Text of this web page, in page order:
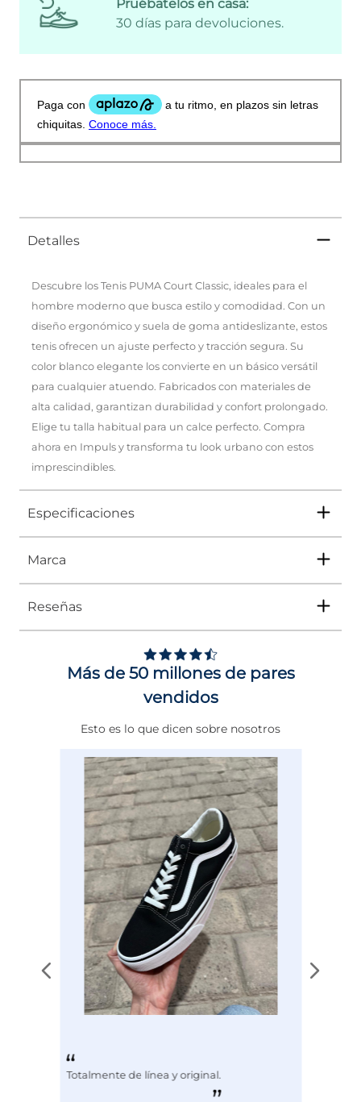
Pruébatelos en casa:
30 días para devoluciones.
Detalles
Descubre los Tenis PUMA Court Classic, ideales para el
hombre moderno que busca estilo y comodidad. Con un
diseño ergonómico y suela de goma antideslizante, estos
tenis ofrecen un ajuste perfecto y tracción segura. Su
color blanco elegante los convierte en un básico versátil
para cualquier atuendo. Fabricados con materiales de
alta calidad, garantizan durabilidad y confort prolongado.
Elige tu talla habitual para un calce perfecto. Compra
ahora en Impuls y transforma tu look urbano con estos
imprescindibles.
Especificaciones
Tipo
DE 0 A 4 cms
Marca
innovación, rendimiento y estilo urbano.
Explora enImpulslo último en moda
deportiva y lleva tu outfit al siguiente nivel
Reseñas
Más de 50 millones de pares
vendidos
Esto es lo que dicen sobre nosotros
Totalmente de línea y original.